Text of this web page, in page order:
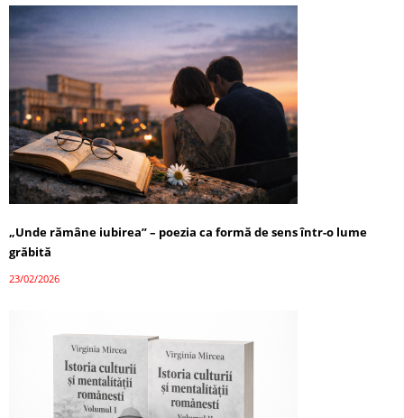
„Unde rămâne iubirea” – poezia ca formă de sens într-o lume
grăbită
23/02/2026